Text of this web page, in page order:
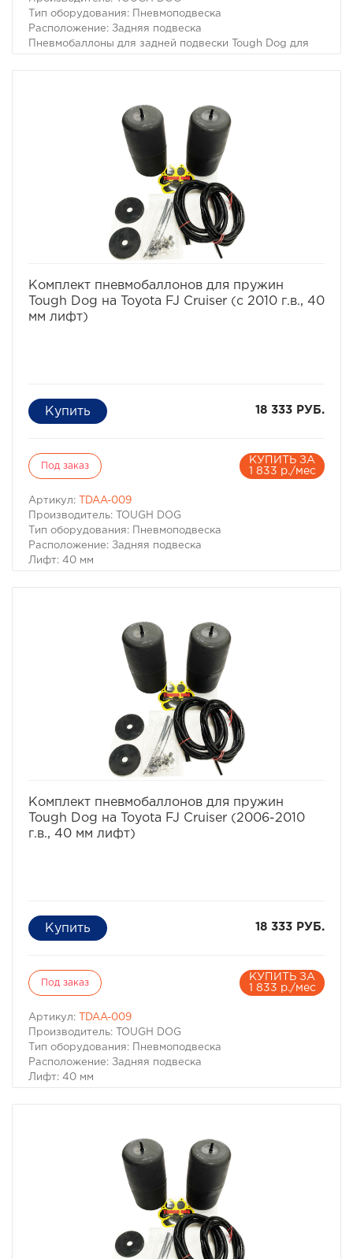
Тип оборудования: Пневмоподвеска
Расположение: Задняя подвеска
Пневмобаллоны для задней подвески Tough Dog для
– Volkswagen Amarok 2009-2016 г.в.
– Volkswagen Amarok 2009- г.в.
Комплект пневмобаллонов для пружин
Tough Dog на Toyota FJ Cruiser (с 2010 г.в., 40
мм лифт)
18 333 РУБ.
Под заказ
КУПИТЬ ЗА
1 833 р./мес
Артикул:
TDAA-009
Производитель: TOUGH DOG
Тип оборудования: Пневмоподвеска
Расположение: Задняя подвеска
Лифт: 40 мм
– Toyota Land Cruiser Prado 120 2002-2009 г.в.
– Toyota Land Cruiser Prado 150 (без KDSS) 2009- г.в.
– Toyota FJ Cruiser 2006-2010 г.в.
– Toyota FJ Cruiser 2010- г.в.
Комплект пневмобаллонов для пружин
Tough Dog на Toyota FJ Cruiser (2006-2010
г.в., 40 мм лифт)
18 333 РУБ.
Под заказ
КУПИТЬ ЗА
1 833 р./мес
Артикул:
TDAA-009
Производитель: TOUGH DOG
Тип оборудования: Пневмоподвеска
Расположение: Задняя подвеска
Лифт: 40 мм
– Toyota Land Cruiser Prado 120 2002-2009 г.в.
– Toyota Land Cruiser Prado 150 (без KDSS) 2009- г.в.
– Toyota FJ Cruiser 2006-2010 г.в.
– Toyota FJ Cruiser 2010- г.в.